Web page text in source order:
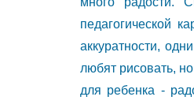
педагогической
аккуратности,
любят рисовать,
для ребенка -